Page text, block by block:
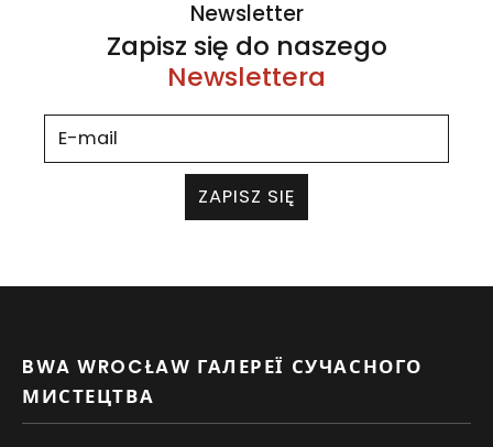
Newsletter
Zapisz się do naszego
Newslettera
ZAPISZ SIĘ
BWA WROCŁAW ГАЛЕРЕЇ СУЧАСНОГО
МИСТЕЦТВА